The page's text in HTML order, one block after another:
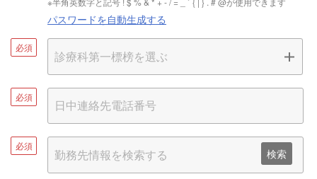
パスワードを自動生成する
必須
必須
必須
検索